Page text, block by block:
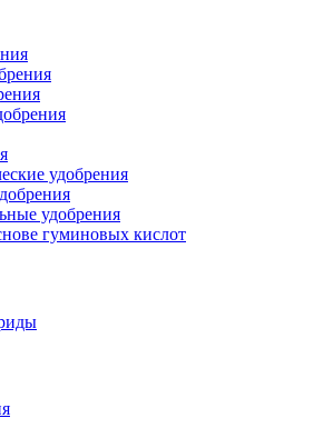
удобрения
удобрения
гуминовых кислот